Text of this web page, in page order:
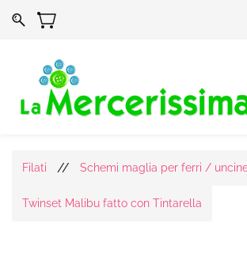
Filati // Schemi maglia per ferri /
Twinset Malibu fatto con Tintarella